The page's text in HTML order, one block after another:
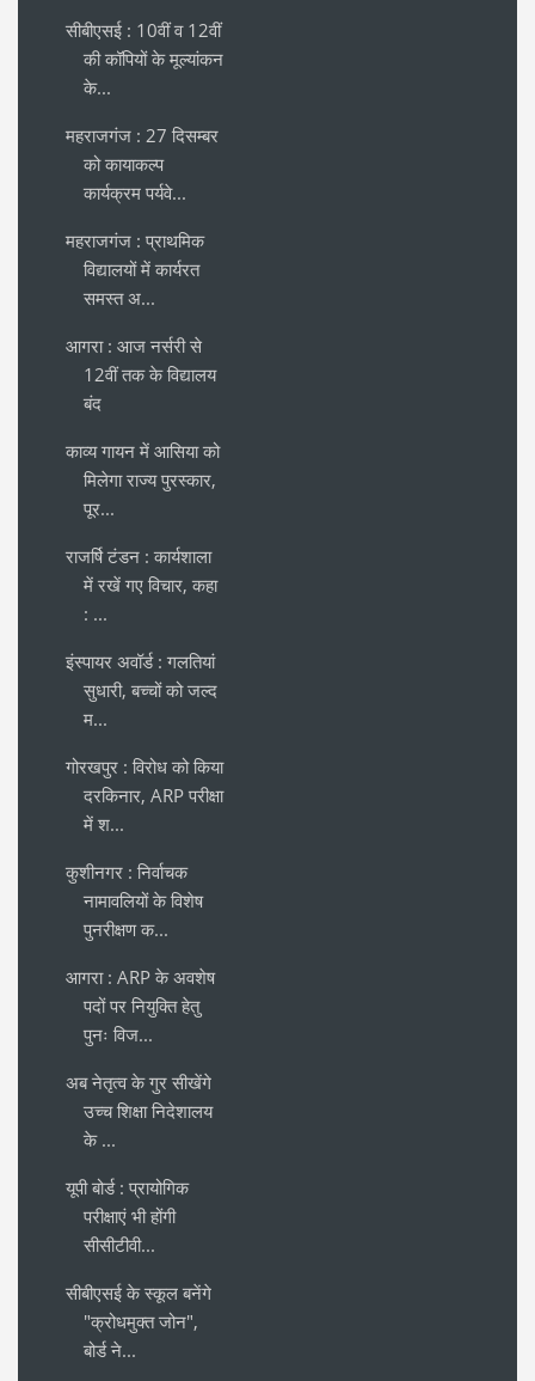
सीबीएसई : 10वीं व 12वीं
की कॉपियों के मूल्यांकन
के...
महराजगंज : 27 दिसम्बर
को कायाकल्प
कार्यक्रम पर्यवे...
महराजगंज : प्राथमिक
विद्यालयों में कार्यरत
समस्त अ...
आगरा : आज नर्सरी से
12वीं तक के विद्यालय
बंद
काव्य गायन में आसिया को
मिलेगा राज्य पुरस्कार,
पूर...
राजर्षि टंडन : कार्यशाला
में रखें गए विचार, कहा
: ...
इंस्पायर अवॉर्ड : गलतियां
सुधारी, बच्चों को जल्द
म...
गोरखपुर : विरोध को किया
दरकिनार, ARP परीक्षा
में श...
कुशीनगर : निर्वाचक
नामावलियों के विशेष
पुनरीक्षण क...
आगरा : ARP के अवशेष
पदों पर नियुक्ति हेतु
पुनः विज...
अब नेतृत्व के गुर सीखेंगे
उच्च शिक्षा निदेशालय
के ...
यूपी बोर्ड : प्रायोगिक
परीक्षाएं भी होंगी
सीसीटीवी...
सीबीएसई के स्कूल बनेंगे
"क्रोधमुक्त जोन",
बोर्ड ने...